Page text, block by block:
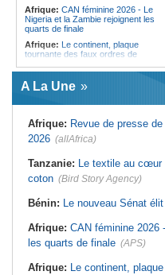
Afrique: CAN féminine 2026 - Le
Nigeria et la Zambie rejoignent les
quarts de finale
Afrique: Le continent, plaque
tournante des faux ordres de
Guinée:
assume les fonctions présidentielles
Ghana:John Dramani en Jamaïque
l'esclavage
Sénégal:Banque mondiale - 340
priorités du pays
Mali:Achat d'un avion présidentiel -
La Cour suprême confirme la
l'Économie
France la restitution du crâne de
Bokar Biro et de trois de ses
proches
A La Une
Afrique: Revue de presse
2026 (allAfrica)
Tanzanie: Le textile au cœur
coton (Bird Story Agency)
Bénin: Le nouveau Sénat
Afrique: CAN féminine 2026
les quarts de finale (APS)
Afrique: Le continent,